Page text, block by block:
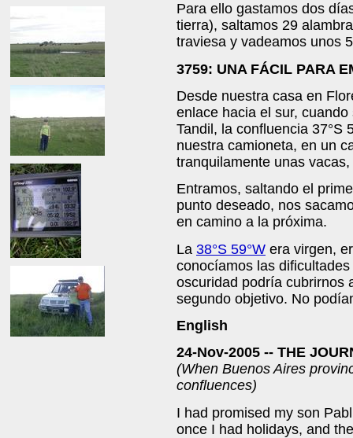
Para ello gastamos dos
tierra), saltamos 29
traviesa y vadeamos unos
3759: UNA FÁCIL PARA
Desde nuestra casa en
enlace hacia el sur,
Tandil, la confluencia 37°S
nuestra camioneta, en un
tranquilamente unas
Entramos, saltando el
punto deseado, nos
en camino a la próxima.
La 38°S 59°W era virgen,
conocíamos las
oscuridad podría cubrirnos
segundo objetivo. No
English
24-Nov-2005 -- THE
(When Buenos Aires
confluences)
I had promised my son
once I had holidays, and